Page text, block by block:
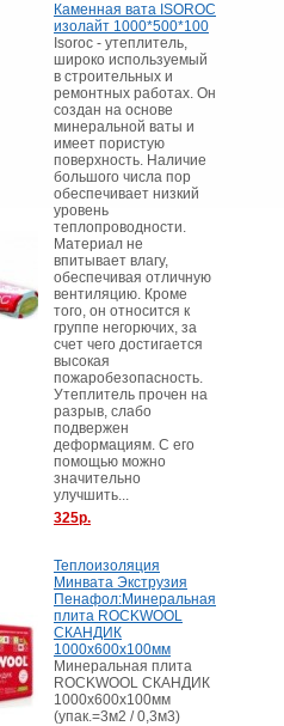
Каменная вата ISOROC
изолайт 1000*500*100
Isoroc - утеплитель,
широко используемый
в строительных и
ремонтных работах. Он
создан на основе
минеральной ваты и
имеет пористую
поверхность. Наличие
большого числа пор
обеспечивает низкий
уровень
теплопроводности.
Материал не
впитывает влагу,
обеспечивая отличную
вентиляцию. Кроме
того, он относится к
группе негорючих, за
счет чего достигается
высокая
пожаробезопасность.
Утеплитель прочен на
разрыв, слабо
подвержен
деформациям. С его
помощью можно
значительно
улучшить...
325р.
Теплоизоляция
Минвата Экструзия
Пенафол:Минеральная
плита ROCKWOOL
СКАНДИК
1000х600х100мм
Минеральная плита
ROCKWOOL СКАНДИК
1000х600х100мм
(упак.=3м2 / 0,3м3)